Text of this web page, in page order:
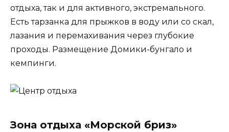
отдыха, так и для активного, экстремального.
Есть тарзанка для прыжков в воду или со скал,
лазания и перемахивания через глубокие
проходы. Размещение Домики-бунгало и
кемпинги.
Зона отдыха «Морской бриз»